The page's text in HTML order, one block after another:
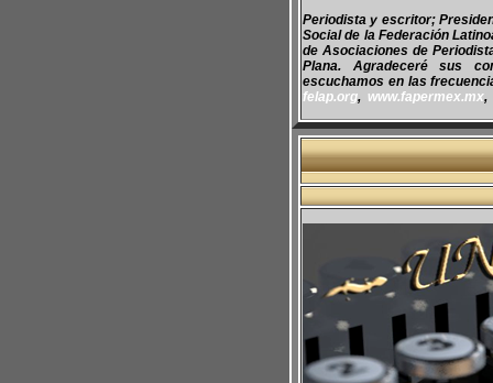
Periodista y escritor;
Social de la Federación
de Asociaciones de
Plana. Agradeceré sus
escuchamos en las
felap.org, www.fapermex.mx,